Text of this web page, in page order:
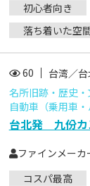
初心者向き
落ち着いた空
60
台湾／
名所旧跡・歴史
自動車（乗用車
台北発 九份カ
ファインメーカ
コスパ最高